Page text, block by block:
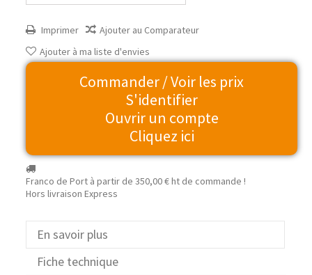
Imprimer
Ajouter au Comparateur
Ajouter à ma liste d'envies
Commander / Voir les prix
S'identifier
Ouvrir un compte
Cliquez ici
Franco de Port à partir de350,00 €ht de commande !
Hors livraison Express
En savoir plus
Fiche technique